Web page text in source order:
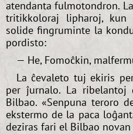
atendanta fulmotondron.
tritikkoloraj lipharoj, kun
solide fingruminte la
pordisto:
— He, Fomoĉkin,
La ĉevaleto tuj ekiris
per ĵurnalo. La ribelantoj
Bilbao. «Senpuna teroro
ekstermo de la paca
deziras fari el Bilbao